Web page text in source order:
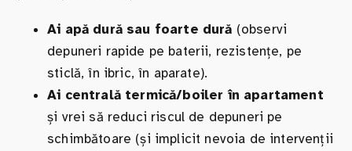
Ai apă dură sau foarte dură (observi
depuneri rapide pe baterii, rezistențe, pe
sticlă, în ibric, în aparate).
Ai centrală termică/boiler în apartament
și vrei să reduci riscul de depuneri pe
schimbătoare (și implicit nevoia de intervenții